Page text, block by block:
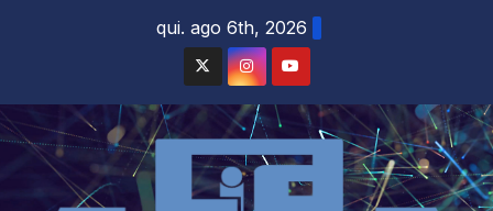
qui. ago 6th, 2026